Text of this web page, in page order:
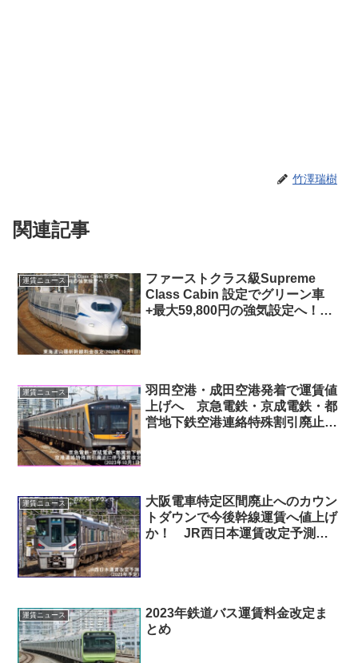
竹澤瑞樹
関連記事
運賃ニュース
ファーストクラス級Supreme
Class Cabin 設定でグリーン車
+最大59,800円の強気設定へ！
運賃ニュース
羽田空港・成田空港発着で運賃値
上げへ 京急電鉄・京成電鉄・都
営地下鉄空港連絡特殊割引廃止に
運賃ニュース
大阪電車特定区間廃止へのカウン
トダウンで今後幹線運賃へ値上げ
か！ JR西日本運賃改定予測
運賃ニュース
2023年鉄道バス運賃料金改定ま
とめ